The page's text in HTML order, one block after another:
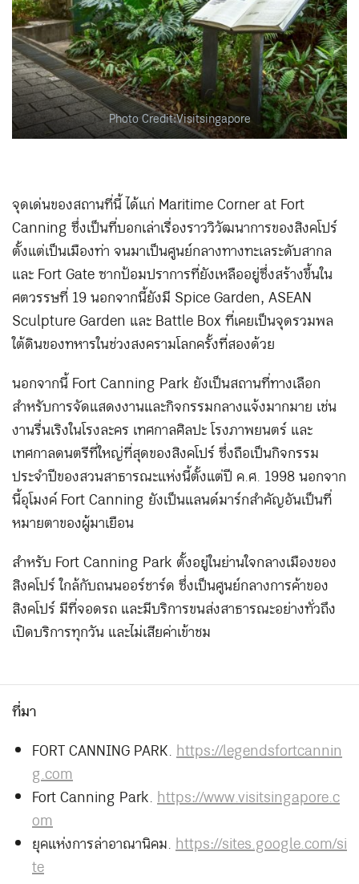
Photo Credit:Visitsingapore
จุดเด่นของสถานที่นี้ ได้แก่ Maritime Corner at Fort
Canning ซึ่งเป็นที่บอกเล่าเรื่องราววิวัฒนาการของสิงคโปร์
ตั้งแต่เป็นเมืองท่า จนมาเป็นศูนย์กลางทางทะเลระดับสากล
และ Fort Gate ซากป้อมปราการที่ยังเหลืออยู่ซึ่งสร้างขึ้นใน
ศตวรรษที่ 19 นอกจากนี้ยังมี Spice Garden, ASEAN
Sculpture Garden และ Battle Box ที่เคยเป็นจุดรวมพล
ใต้ดินของทหารในช่วงสงครามโลกครั้งที่สองด้วย
นอกจากนี้ Fort Canning Park ยังเป็นสถานที่ทางเลือก
สำหรับการจัดแสดงงานและกิจกรรมกลางแจ้งมากมาย เช่น
งานรื่นเริงในโรงละคร เทศกาลศิลปะ โรงภาพยนตร์ และ
เทศกาลดนตรีที่ใหญ่ที่สุดของสิงคโปร์ ซึ่งถือเป็นกิจกรรม
ประจำปีของสวนสาธารณะแห่งนี้ตั้งแต่ปี ค.ศ. 1998 นอกจาก
นี้อุโมงค์ Fort Canning ยังเป็นแลนด์มาร์กสำคัญอันเป็นที่
หมายตาของผู้มาเยือน
สำหรับ Fort Canning Park ตั้งอยู่ในย่านใจกลางเมืองของ
สิงคโปร์ ใกล้กับถนนออร์ชาร์ด ซึ่งเป็นศูนย์กลางการค้าของ
สิงคโปร์ มีที่จอดรถ และมีบริการขนส่งสาธารณะอย่างทั่วถึง
เปิดบริการทุกวัน และไม่เสียค่าเข้าชม
ที่มา
FORT CANNING PARK.https://legendsfortcannin
g.com
Fort Canning Park.https://www.visitsingapore.c
om
ยุคแห่งการล่าอาณานิคม.https://sites.google.com/si
te